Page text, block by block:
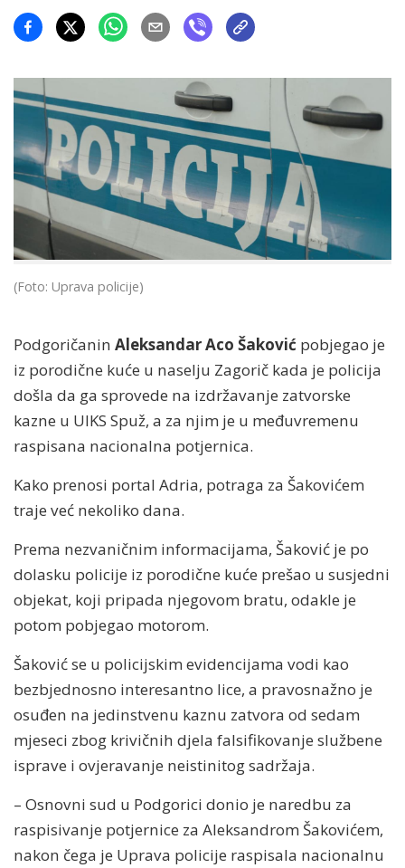
(Foto: Uprava policije)
Podgoričanin Aleksandar Aco Šaković pobjegao je
iz porodične kuće u naselju Zagorič kada je policija
došla da ga sprovede na izdržavanje zatvorske
kazne u UIKS Spuž, a za njim je u međuvremenu
raspisana nacionalna potjernica.
Kako prenosi portal Adria, potraga za Šakovićem
traje već nekoliko dana.
Prema nezvaničnim informacijama, Šaković je po
dolasku policije iz porodične kuće prešao u susjedni
objekat, koji pripada njegovom bratu, odakle je
potom pobjegao motorom.
Šaković se u policijskim evidencijama vodi kao
bezbjednosno interesantno lice, a pravosnažno je
osuđen na jedinstvenu kaznu zatvora od sedam
mjeseci zbog krivičnih djela falsifikovanje službene
isprave i ovjeravanje neistinitog sadržaja.
– Osnovni sud u Podgorici donio je naredbu za
raspisivanje potjernice za Aleksandrom Šakovićem,
nakon čega je Uprava policije raspisala nacionalnu